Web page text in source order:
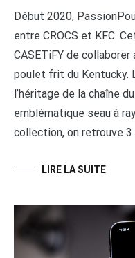
Début 2020,
entre CROCS et KFC.
CASETiFY de
poulet frit du Kentucky.
l’héritage de la chaîne
emblématique seau à
collection, on retrouve
LIRE LA SUITE